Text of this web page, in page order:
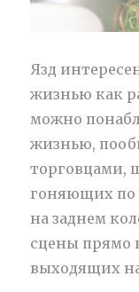
Язд
жизнью как
можно
жизнью,
торговцами,
гоняющих по
на заднем
сцены прямо
выходящих